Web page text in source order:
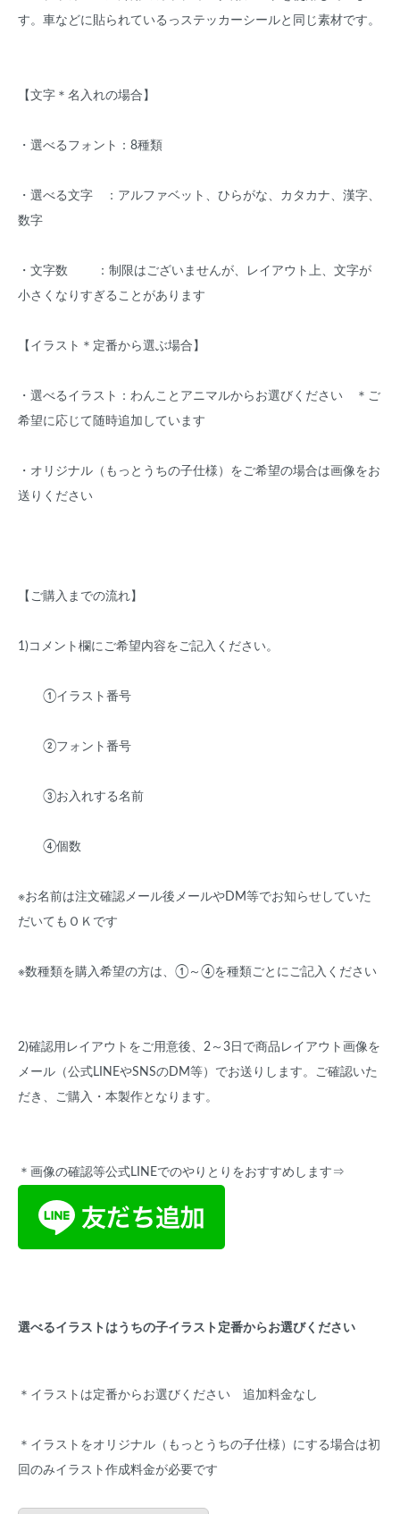
す。車などに貼られているっステッカーシールと同じ素材です。
【文字＊名入れの場合】
・選べるフォント：8種類
・選べる文字 ：アルファベット、ひらがな、カタカナ、漢字、
数字
・文字数 ：制限はございませんが、レイアウト上、文字が
小さくなりすぎることがあります
【イラスト＊定番から選ぶ場合】
・選べるイラスト：わんことアニマルからお選びください ＊ご
希望に応じて随時追加しています
・オリジナル（もっとうちの子仕様）をご希望の場合は画像をお
送りください
【ご購入までの流れ】
1)コメント欄にご希望内容をご記入ください。
①イラスト番号
②フォント番号
③お入れする名前
④個数
※お名前は注文確認メール後メールやDM等でお知らせしていた
だいてもＯＫです
※数種類を購入希望の方は、①～④を種類ごとにご記入ください
2)確認用レイアウトをご用意後、2～3日で商品レイアウト画像を
メール（公式LINEやSNSのDM等）でお送りします。ご確認いた
だき、ご購入・本製作となります。
＊画像の確認等公式LINEでのやりとりをおすすめします⇒
選べるイラストはうちの子イラスト定番からお選びください
＊イラストは定番からお選びください 追加料金なし
＊イラストをオリジナル（もっとうちの子仕様）にする場合は初
回のみイラスト作成料金が必要です